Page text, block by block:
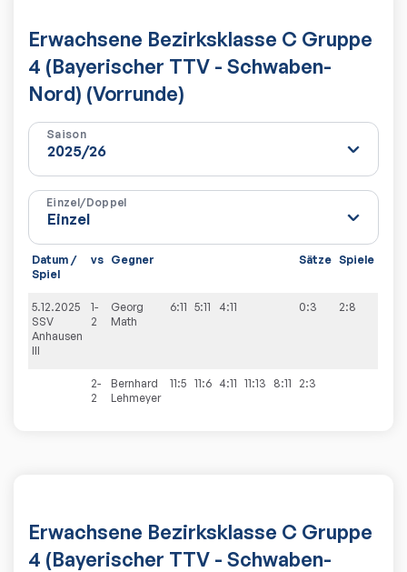
Erwachsene Bezirksklasse C Gruppe
4 (Bayerischer TTV - Schwaben-
Nord) (Vorrunde)
Saison
Einzel/Doppel
Datum /
Spiel
vs Gegner Sätze Spiele
5.12.2025
SSV
Anhausen
III
1-
2
Georg
Math
6:11 5:11 4:11 0:3 2:8
2-
2
Bernhard
Lehmeyer
11:5 11:6 4:11 11:13 8:11 2:3
Erwachsene Bezirksklasse C Gruppe
4 (Bayerischer TTV - Schwaben-